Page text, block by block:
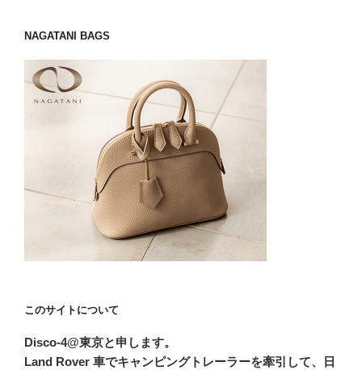
NAGATANI BAGS
このサイトについて
Disco-4@東京と申します。
Land Rover 車でキャンピングトレーラーを牽引して、日